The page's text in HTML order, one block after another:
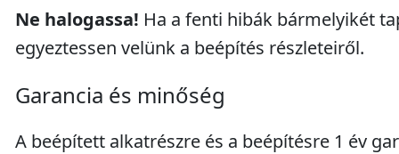
Ne halogassa! Ha a fenti hibák bármelyikét
egyeztessen velünk a beépítés részleteiről.
Garancia és minőség
A beépített alkatrészre és a beépítésre 1 év